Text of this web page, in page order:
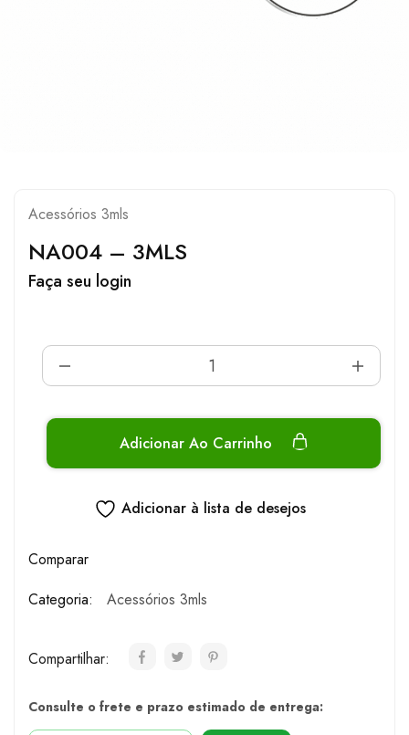
Acessórios 3mls
NA004 – 3MLS
Faça seu login
Adicionar Ao Carrinho
Adicionar à lista de desejos
Comparar
Categoria:
Acessórios 3mls
Compartilhar:
Consulte o frete e prazo estimado de entrega: